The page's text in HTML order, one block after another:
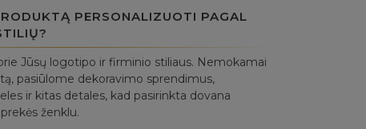
PERSONALIZUOTI PAGAL
Jūsų logotipo ir firminio stiliaus. Nemokamai
pasiūlome dekoravimo sprendimus,
ir kitas detales, kad pasirinkta dovana
ženklu.